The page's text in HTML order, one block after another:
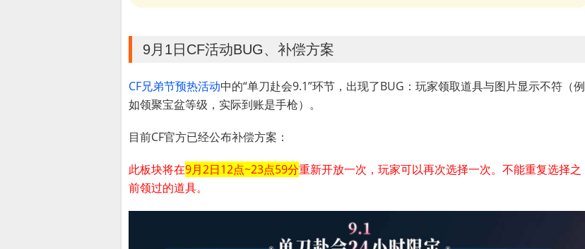
9月1日CF活动BUG、补偿方案
CF兄弟节预热活动中的“单刀赴会9.1”环节，出现了BUG：玩家领取道具与图片显示不符（例
如领聚宝盆等级，实际到账是手枪）。
目前CF官方已经公布补偿方案：
此板块将在9月2日12点~23点59分重新开放一次，玩家可以再次选择一次。不能重复选择之
前领过的道具。